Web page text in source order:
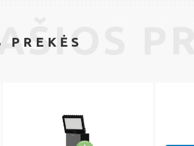
PREKĖS